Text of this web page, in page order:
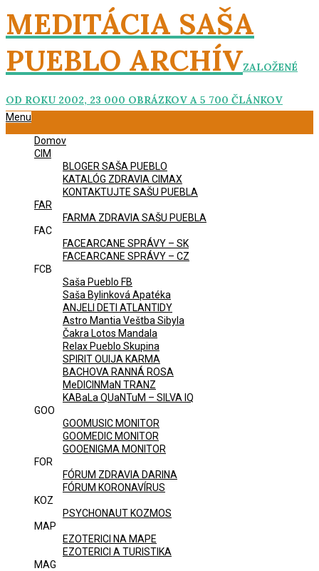
Skip
to
content
MEDITÁCIA SAŠA
PUEBLO ARCHÍVZALOŽENÉ
OD ROKU 2002, 23 000 OBRÁZKOV A 5 700 ČLÁNKOV
Primary
Menu
Domov
CIM
BLOGER SAŠA PUEBLO
KATALÓG ZDRAVIA CIMAX
KONTAKTUJTE SAŠU PUEBLA
FAR
FARMA ZDRAVIA SAŠU PUEBLA
FAC
FACEARCANE SPRÁVY – SK
FACEARCANE SPRÁVY – CZ
FCB
Saša Pueblo FB
Saša Bylinková Apatéka
ANJELI DETI ATLANTIDY
Astro Mantia Veštba Sibyla
Čakra Lotos Mandala
Relax Pueblo Skupina
SPIRIT OUIJA KARMA
BACHOVA RANNÁ ROSA
MeDICINMaN TRANZ
KABaLa QUaNTuM – SILVA IQ
GOO
GOOMUSIC MONITOR
GOOMEDIC MONITOR
GOOENIGMA MONITOR
FOR
FÓRUM ZDRAVIA DARINA
FÓRUM KORONAVÍRUS
KOZ
PSYCHONAUT KOZMOS
MAP
EZOTERICI NA MAPE
EZOTERICI A TURISTIKA
MAG